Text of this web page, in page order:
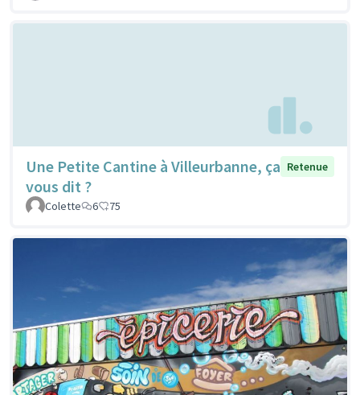
Une Petite Cantine à Villeurbanne, ça
vous dit ?
Retenue
Colette 6 75